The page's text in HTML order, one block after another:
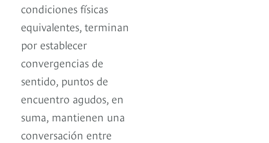
condiciones físicas
equivalentes, terminan
por establecer
convergencias de
sentido, puntos de
encuentro agudos, en
suma, mantienen una
conversación entre